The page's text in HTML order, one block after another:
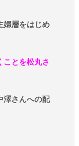
婦層をはじめ
ことを松丸さ
澤さんへの配